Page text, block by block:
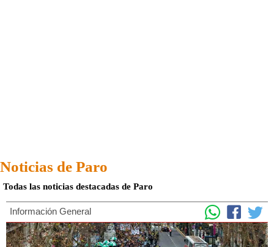
Noticias de Paro
Todas las noticias destacadas de Paro
Información General